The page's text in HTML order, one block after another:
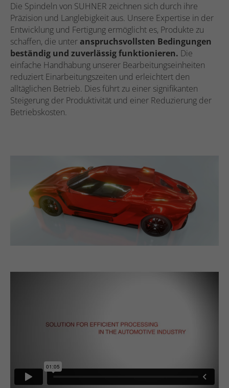
Die Spindeln von SUHNER zeichnen sich durch ihre
Präzision und Langlebigkeit aus. Unsere Expertise in der
Entwicklung und Fertigung ermöglicht es, Produkte zu
schaffen, die unter anspruchsvollsten Bedingungen
beständig und zuverlässig funktionieren. Die
einfache Handhabung unserer Bearbeitungseinheiten
reduziert Einarbeitungszeiten und erleichtert den
alltäglichen Betrieb. Dies führt zu einer signifikanten
Steigerung der Produktivität und einer Reduzierung der
Betriebskosten.